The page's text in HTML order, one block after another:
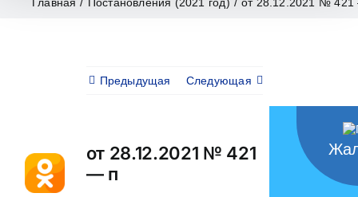
Предыдущая Следующая
от 28.12.2021 № 421
— п